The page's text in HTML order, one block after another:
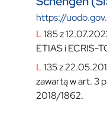
https://
L185 z
ETIAS i ECRIS-
L135 z
zawartą w art. 3
2018/1862.